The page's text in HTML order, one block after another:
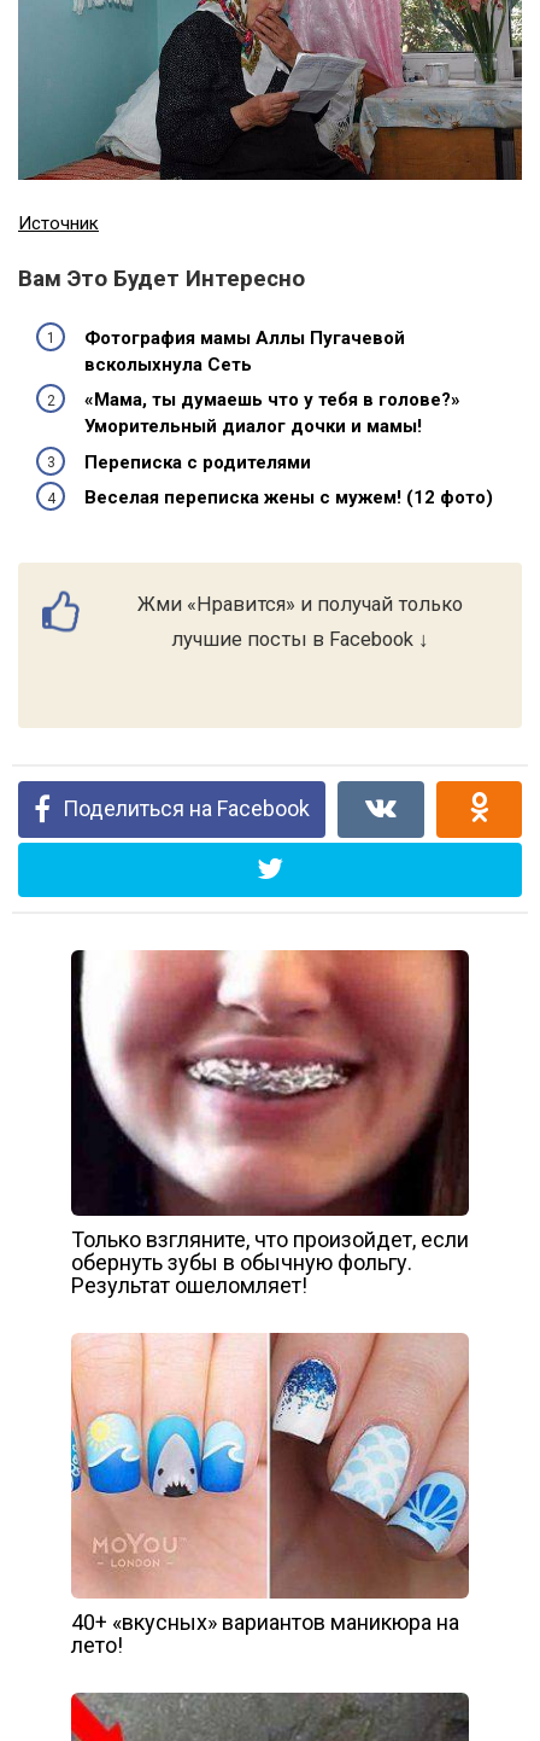
Источник
Вам Это Будет Интересно
Фотография мамы Аллы Пугачевой
всколыхнула Сеть
«Мама, ты думаешь что у тебя в голове?»
Уморительный диалог дочки и мамы!
Переписка с родителями
Веселая переписка жены с мужем! (12 фото)
Жми «Нравится» и получай только
лучшие посты в Facebook ↓
Поделиться на Facebook
Только взгляните, что произойдет, если
обернуть зубы в обычную фольгу.
Результат ошеломляет!
40+ «вкусных» вариантов маникюра на
лето!